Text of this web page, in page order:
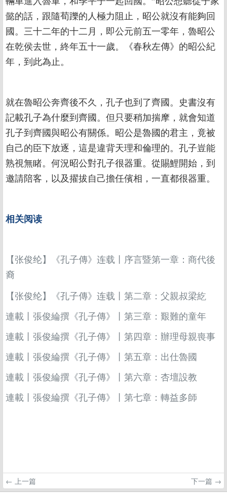
懿的話，跟隨荀躒的人極力阻止，昭公就沒有能夠回
國。三十二年的十二月，即公元前五一零年，魯昭公
在乾侯去世，終年五十一歲。《春秋左傳》的昭公紀
年，到此為止。
就在魯昭公奔齊後不久，孔子也到了齊國。史書沒有
記載孔子為什麼到齊國。但只要稍加揣摩，就會知道
孔子到齊國與昭公有關係。昭公是魯國的君主，竟被
自己的臣下放逐，這是違背天理和倫理的。孔子豈能
熟視無睹。何況昭公對孔子很器重。從賜鯉開始，到
邀請陪客，以及擢拔自己擔任儐相，一直都很器重。
相关阅读
【张俊纶】《孔子傳》连载丨序言暨第一章：商代後
裔
【张俊纶】《孔子傳》连载丨第二章：父親叔梁紇
連載丨張俊綸撰《孔子傳》丨第三章：艱難的童年
連載丨張俊綸撰《孔子傳》丨第四章：辦理母親喪事
連載丨張俊綸撰《孔子傳》丨第五章：出仕魯國
連載丨張俊綸撰《孔子傳》丨第六章：杏壇設教
連載丨張俊綸撰《孔子傳》丨第七章：轉益多師
← 上一篇 下一篇 →